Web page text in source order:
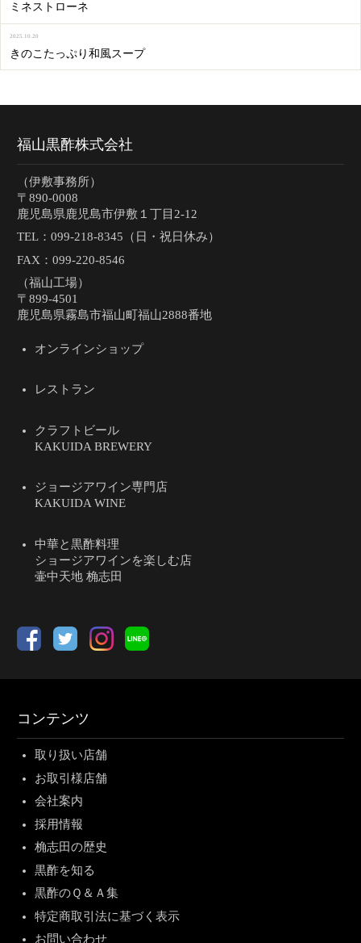
ミネストローネ
きのこたっぷり和風スープ
2025.10.20
福山黒酢株式会社
（伊敷事務所）
〒890-0008
鹿児島県鹿児島市伊敷１丁目2-12
TEL：099-218-8345（日・祝日休み）
FAX：099-220-8546
（福山工場）
〒899-4501
鹿児島県霧島市福山町福山2888番地
オンラインショップ
レストラン
クラフトビール
KAKUIDA BREWERY
ジョージアワイン専門店
KAKUIDA WINE
中華と黒酢料理
ショージアワインを楽しむ店
壷中天地 桷志田
コンテンツ
取り扱い店舗
お取引様店舗
会社案内
採用情報
桷志田の歴史
黒酢を知る
黒酢のＱ＆Ａ集
特定商取引法に基づく表示
お問い合わせ